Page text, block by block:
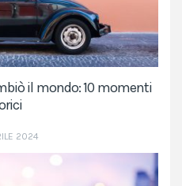
il mondo: 10 momenti
2024